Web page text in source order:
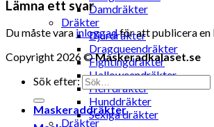
Damdräkter
Dräkter
Djurdräkter
Dragqueendräkter
Fightingdräkter
Halloweendräkter
Herrdräkter
Hunddräkter
Sexiga dräkter
Lämna ett svar
Du måste vara inloggadför att publicera en
Copyright 2026 ©Maskeradkalaset.se
Sök efter:
Maskeraddräkter
Dräkter